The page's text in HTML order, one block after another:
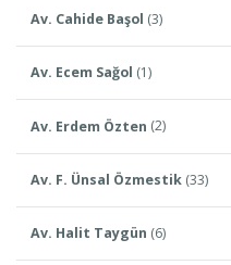
Av. Cahide Başol (3)
Av. Ecem Sağol (1)
Av. Erdem Özten (2)
Av. F. Ünsal Özmestik (33)
Av. Halit Taygün (6)